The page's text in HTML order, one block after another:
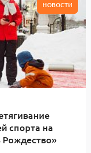
НОВОСТИ
спорта на
Рождество»